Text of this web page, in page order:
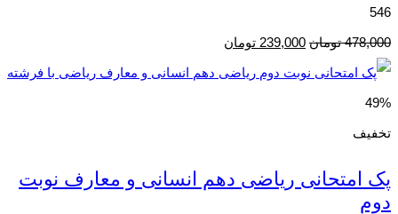
546
478,000 تومان 239,000 تومان
49%
تخفیف
پک امتحانی ریاضی دهم انسانی و معارف نوبت
دوم